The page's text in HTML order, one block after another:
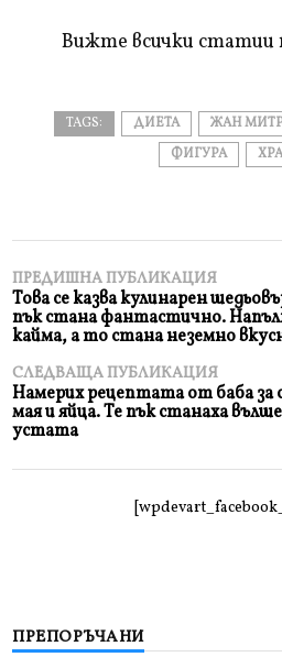
Вижте всички статии
TAGS: ДИЕТА ЖАН
ФИГУРА
ПРЕДИШНА ПУБЛИКАЦИЯ
Това се казва кулинарен
пък стана фантастично.
кайма, а то стана неземно
СЛЕДВАЩА ПУБЛИКАЦИЯ
Намерих рецептата от баба за
мая и яйца. Те пък станаха
устата
ПРЕПОРЪЧАНИ